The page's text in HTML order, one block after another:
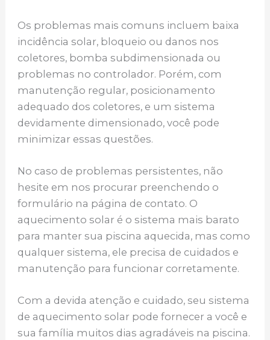
Os problemas mais comuns incluem baixa
incidência solar, bloqueio ou danos nos
coletores, bomba subdimensionada ou
problemas no controlador. Porém, com
manutenção regular, posicionamento
adequado dos coletores, e um sistema
devidamente dimensionado, você pode
minimizar essas questões.
No caso de problemas persistentes, não
hesite em nos procurar preenchendo o
formulário na página de contato. O
aquecimento solar é o sistema mais barato
para manter sua piscina aquecida, mas como
qualquer sistema, ele precisa de cuidados e
manutenção para funcionar corretamente.
Com a devida atenção e cuidado, seu sistema
de aquecimento solar pode fornecer a você e
sua família muitos dias agradáveis na piscina.